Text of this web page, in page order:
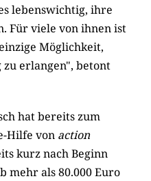
lebenswichtig, ihre
Für viele von ihnen ist
Möglichkeit,
erlangen", betont
hat bereits zum
Hilfe von action
kurz nach Beginn
mehr als 80.000 Euro